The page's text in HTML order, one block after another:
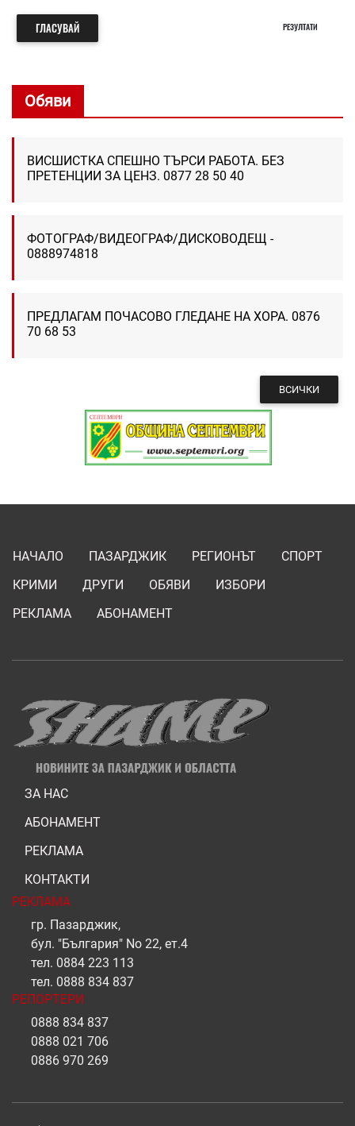
ГЛАСУВАЙ РЕЗУЛТАТИ
Обяви
ВИСШИСТКА СПЕШНО ТЪРСИ РАБОТА. БЕЗ
ПРЕТЕНЦИИ ЗА ЦЕНЗ. 0877 28 50 40
ФОТОГРАФ/ВИДЕОГРАФ/ДИСКОВОДЕЩ -
0888974818
ПРЕДЛАГАМ ПОЧАСОВО ГЛЕДАНЕ НА ХОРА. 0876
70 68 53
ВСИЧКИ
НАЧАЛО ПАЗАРДЖИК РЕГИОНЪТ
СПОРТ
КРИМИ
ДРУГИ ОБЯВИ
ИЗБОРИ
РЕКЛАМА
АБОНАМЕНТ
ЗА НАС
АБОНАМЕНТ
РЕКЛАМА
КОНТАКТИ
РЕКЛАМА
гр. Пазарджик,
бул. "България" No 22, ет.4
тел. 0884 223 113
тел. 0888 834 837
РЕПОРТЕРИ
0888 834 837
0888 021 706
0886 970 269